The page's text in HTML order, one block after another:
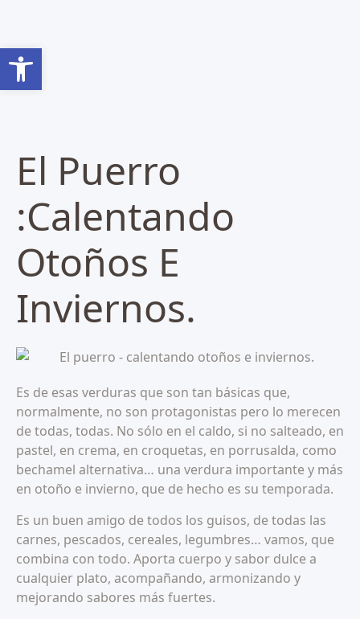
El Puerro
:calentando
Otoños E
Inviernos.
Es de esas verduras que son tan básicas que,
normalmente, no son protagonistas pero lo merecen
de todas, todas. No sólo en el caldo, si no salteado, en
pastel, en crema, en croquetas, en porrusalda, como
bechamel alternativa… una verdura importante y más
en otoño e invierno, que de hecho es su temporada.
Es un buen amigo de todos los guisos, de todas las
carnes, pescados, cereales, legumbres… vamos, que
combina con todo. Aporta cuerpo y sabor dulce a
cualquier plato, acompañando, armonizando y
mejorando sabores más fuertes.
Abrir barra de herramientas